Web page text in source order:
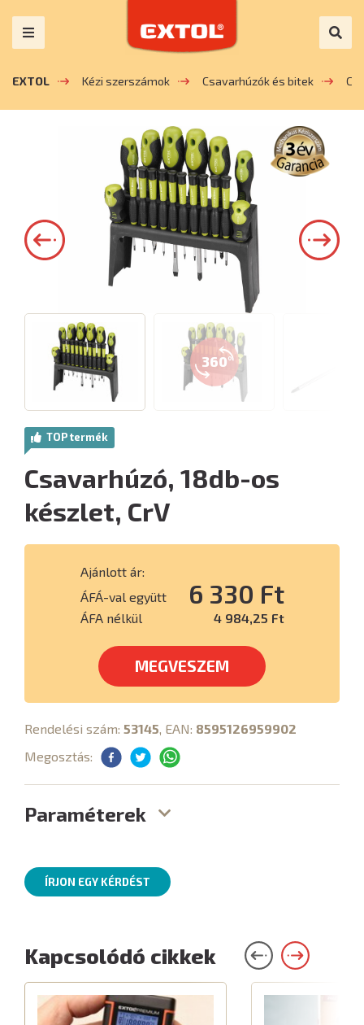
EXTOL Kézi szerszámok Csavarhúzók és bitek
360°
TOP termék
Csavarhúzó, 18db-os
készlet, CrV
Ajánlott ár:
ÁFÁ-val együtt
6 330 Ft
ÁFA nélkül 4 984,25 Ft
MEGVESZEM
Rendelési szám: 53145 , EAN: 8595126959902
Megosztás:
Paraméterek
ÍRJON EGY KÉRDÉST
Kapcsolódó cikkek